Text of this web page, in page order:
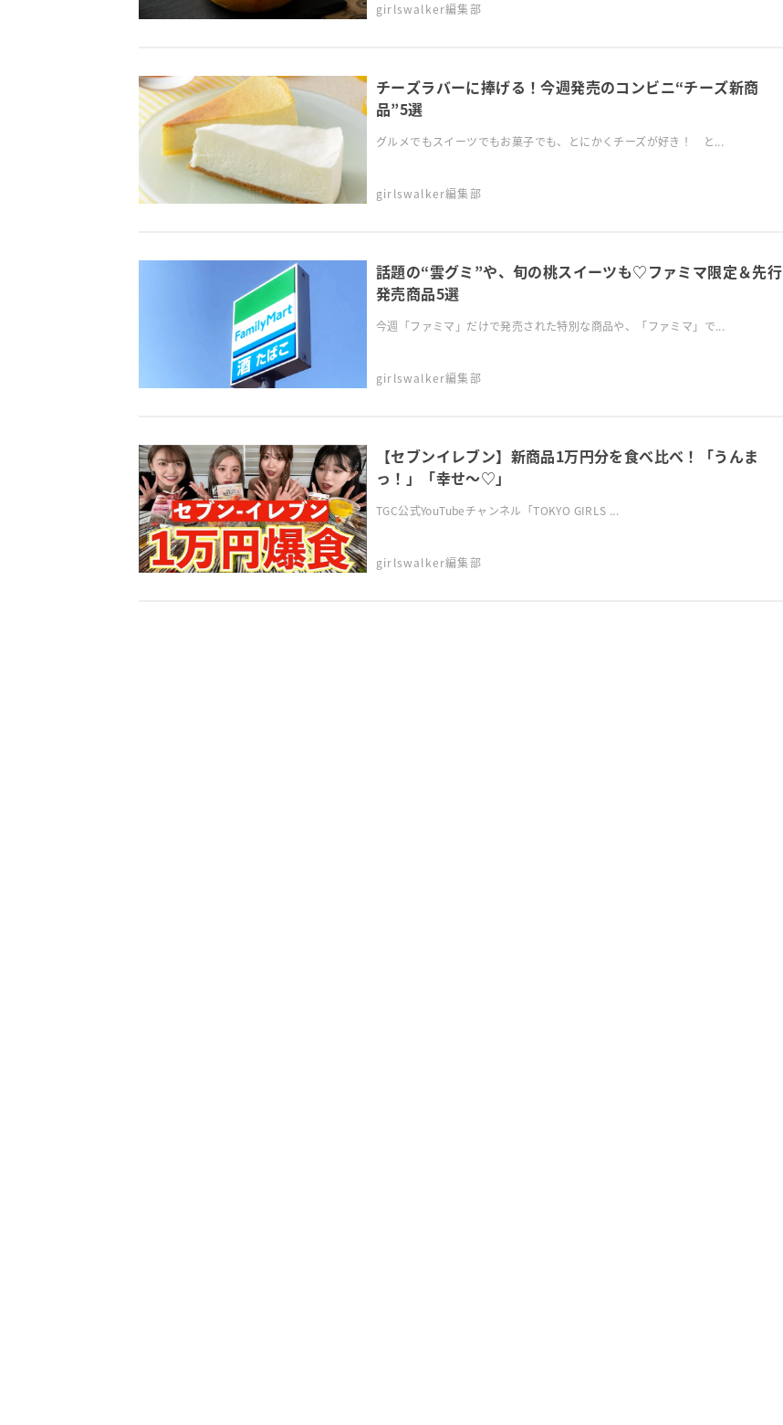
girlswalker編集部
チーズラバーに捧げる！今週発売のコンビニ“チーズ新商
品”5選
グルメでもスイーツでもお菓子でも、とにかくチーズが好き！ と...
girlswalker編集部
話題の“雲グミ”や、旬の桃スイーツも♡ファミマ限定＆先行
発売商品5選
今週「ファミマ」だけで発売された特別な商品や、「ファミマ」で...
girlswalker編集部
【セブンイレブン】新商品1万円分を食べ比べ！「うんま
っ！」「幸せ～♡」
TGC公式YouTubeチャンネル「TOKYO GIRLS ...
girlswalker編集部